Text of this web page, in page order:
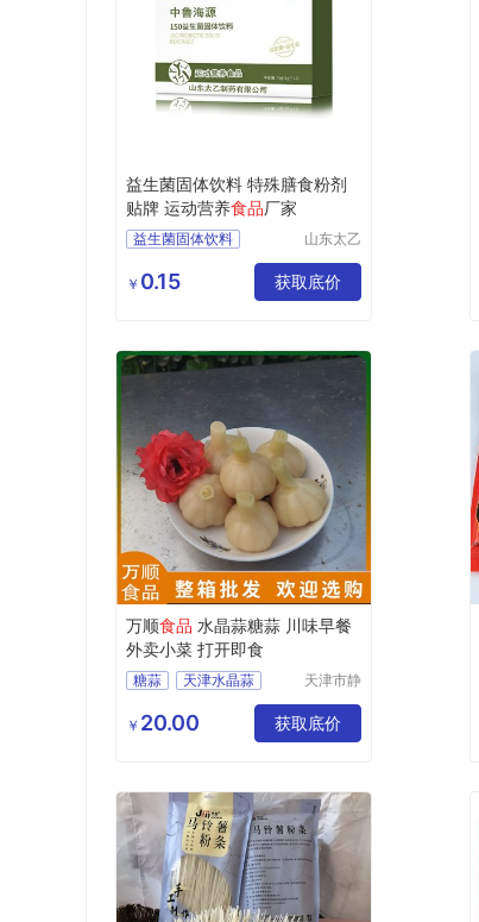
益生菌固体饮料 特殊膳食粉剂
贴牌 运动营养食品厂家
益生菌固体饮料
运动营养食品厂家
山东太乙
公司
￥ 0.15 获取底价
万顺食品 水晶蒜糖蒜 川味早餐
外卖小菜 打开即食
糖蒜
天津水晶蒜
天津小菜
天津市静
食品有限
公司
￥ 20.00 获取底价